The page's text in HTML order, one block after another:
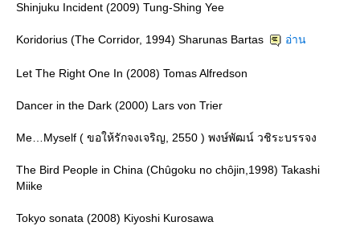
Shinjuku Incident (2009) Tung-Shing Yee
Koridorius (The Corridor, 1994) Sharunas Bartas อ่าน
Let The Right One In (2008) Tomas Alfredson
Dancer in the Dark (2000) Lars von Trier
Me…Myself ( ขอให้รักจงเจริญ, 2550 ) พงษ์พัฒน์ วชิระบรรจง
The Bird People in China (Chûgoku no chôjin,1998) Takashi
Miike
Tokyo sonata (2008) Kiyoshi Kurosawa